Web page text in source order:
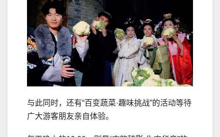
与此同时，还有“百变蔬菜·趣味挑战”的活动等待
广大游客朋友亲自体验。